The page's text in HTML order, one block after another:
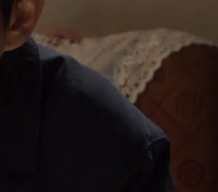
循环播放
跳过片头片尾
画面色彩调整
亮度 标准